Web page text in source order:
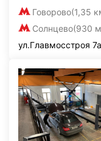
Говорово(1,35
Солнцево(930
ул.Главмосстроя 7а